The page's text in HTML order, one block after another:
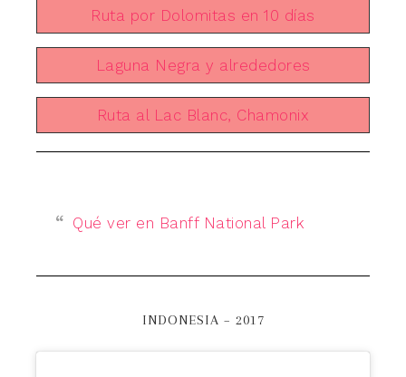
Ruta por Dolomitas en 10 días
Laguna Negra y alrededores
Ruta al Lac Blanc, Chamonix
Qué ver en Banff National Park
INDONESIA – 2017